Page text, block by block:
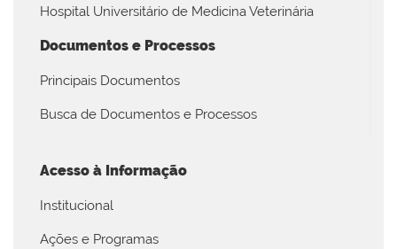
Hospital Universitário de Medicina Veterinária
Documentos e Processos
Principais Documentos
Busca de Documentos e Processos
Acesso à Informação
Institucional
Ações e Programas